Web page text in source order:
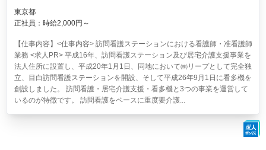
東京都
正社員：時給2,000円～
【仕事内容】<仕事内容> 訪問看護ステーションにおける看護師・准看護師
業務 <求人PR> 平成16年、訪問看護ステーション及び居宅介護支援事業を
法人住所に設置し、平成20年1月1日、同地において㈱リープとして完全独
立、目白訪問看護ステーションを開設、そして平成26年9月1日に看多機を
創設しました。 訪問看護・居宅介護支援・看多機と3つの事業を運営して
いるのが特徴です。 訪問看護をベースに重度要介護...